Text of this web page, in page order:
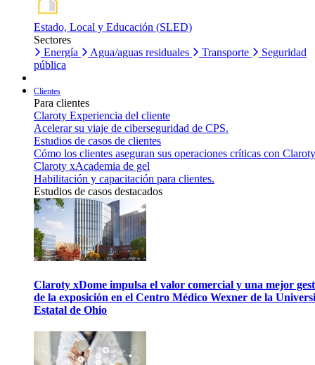
Estado, Local y Educación (SLED)
Sectores
Energía
Agua/aguas residuales Transporte
Seguridad
pública
Clientes
Para clientes
Claroty Experiencia del cliente
Acelerar su viaje de ciberseguridad de CPS.
Estudios de casos de clientes
Cómo los clientes aseguran sus operaciones críticas con
Claroty xAcademia de gel
Habilitación y capacitación para clientes.
Estudios de casos destacados
Claroty xDome impulsa el valor comercial y una mejor
de la exposición en el Centro Médico Wexner de la
Estatal de Ohio